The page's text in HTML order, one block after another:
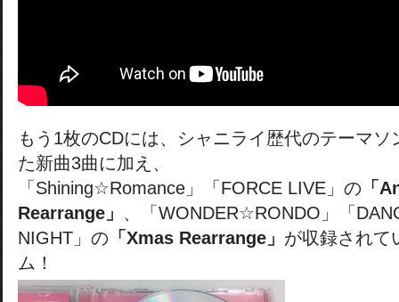
もう1枚のCDには、シャニライ歴代のテーマ
た新曲3曲に加え、
「Shining☆Romance」「FORCE LIVE」の 「
Rearrange」 、「WONDER☆RONDO」「
NIGHT」の 「Xmas Rearrange」 が収録されて
ム！